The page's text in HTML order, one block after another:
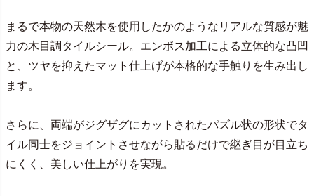
まるで本物の天然木を使用したかのようなリアルな質感が魅
力の木目調タイルシール。エンボス加工による立体的な凸凹
と、ツヤを抑えたマット仕上げが本格的な手触りを生み出し
ます。
さらに、両端がジグザグにカットされたパズル状の形状でタ
イル同士をジョイントさせながら貼るだけで継ぎ目が目立ち
にくく、美しい仕上がりを実現。